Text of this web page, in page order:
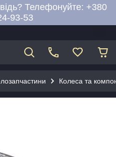
Телефонуйте: +380
93-53
Колеса та